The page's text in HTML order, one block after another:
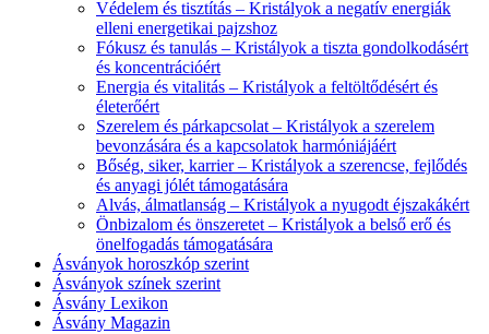
Védelem és tisztítás – Kristályok a negatív energiák
elleni energetikai pajzshoz
Fókusz és tanulás – Kristályok a tiszta gondolkodásért
és koncentrációért
Energia és vitalitás – Kristályok a feltöltődésért és
életerőért
Szerelem és párkapcsolat – Kristályok a szerelem
bevonzására és a kapcsolatok harmóniájáért
Bőség, siker, karrier – Kristályok a szerencse, fejlődés
és anyagi jólét támogatására
Alvás, álmatlanság – Kristályok a nyugodt éjszakákért
Önbizalom és önszeretet – Kristályok a belső erő és
önelfogadás támogatására
Ásványok horoszkóp szerint
Ásványok színek szerint
Ásvány Lexikon
Ásvány Magazin